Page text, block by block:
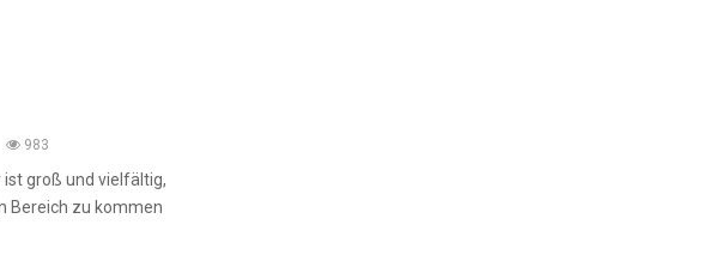
983
ist groß und vielfältig,
Bereich zu kommen